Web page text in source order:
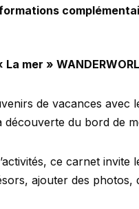
mer »
de vacances avec
découverte du bord de
ce carnet
ajouter des photos,